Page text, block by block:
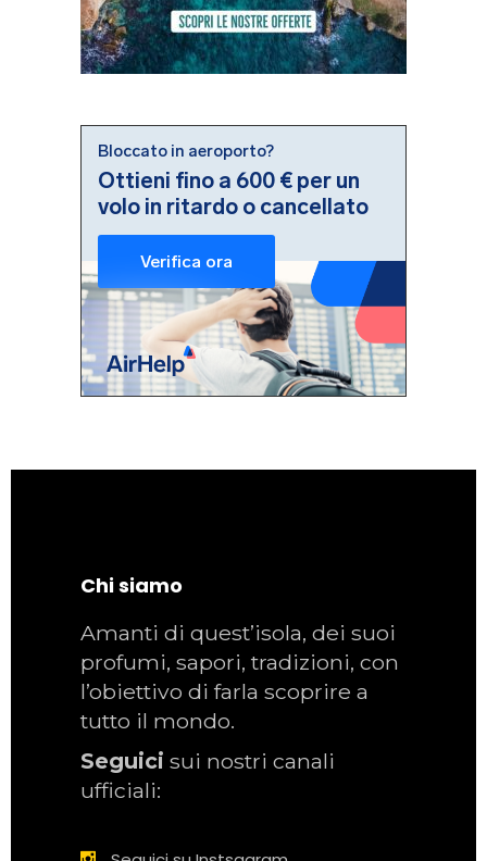
Chi siamo
Amanti di quest’isola, dei suoi
profumi, sapori, tradizioni, con
l’obiettivo di farla scoprire a
tutto il mondo.
Seguici sui nostri canali
ufficiali: